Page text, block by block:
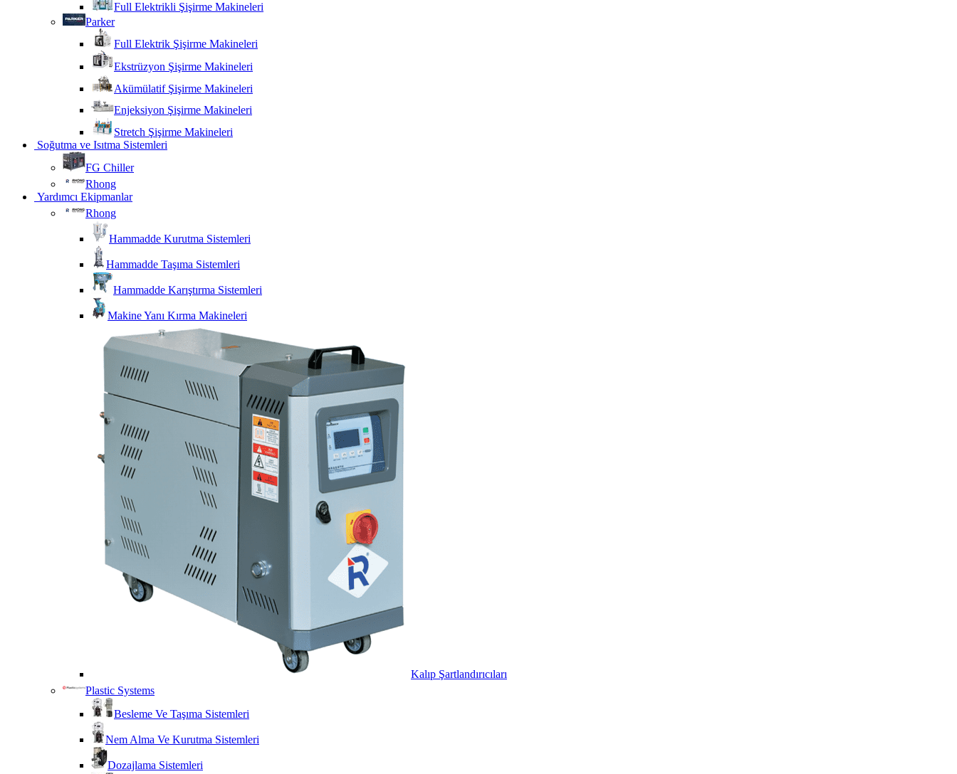
Full Elektrikli Şişirme Makineleri
Parker
Full Elektrik Şişirme Makineleri
Ekstrüzyon Şişirme Makineleri
Akümülatif Şişirme Makineleri
Enjeksiyon Şişirme Makineleri
Stretch Şişirme Makineleri
Soğutma ve Isıtma Sistemleri
FG Chiller
Rhong
Yardımcı Ekipmanlar
Rhong
Hammadde Kurutma Sistemleri
Hammadde Taşıma Sistemleri
Hammadde Karıştırma Sistemleri
Makine Yanı Kırma Makineleri
Kalıp Şartlandırıcıları
Plastic Systems
Besleme Ve Taşıma Sistemleri
Nem Alma Ve Kurutma Sistemleri
Dozajlama Sistemleri